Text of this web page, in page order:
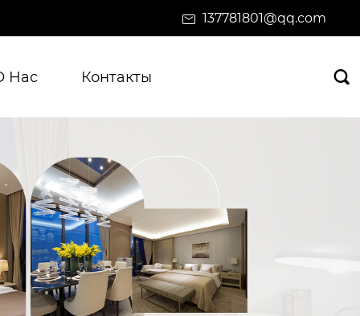
137781801@qq.com
Нас Контакты 